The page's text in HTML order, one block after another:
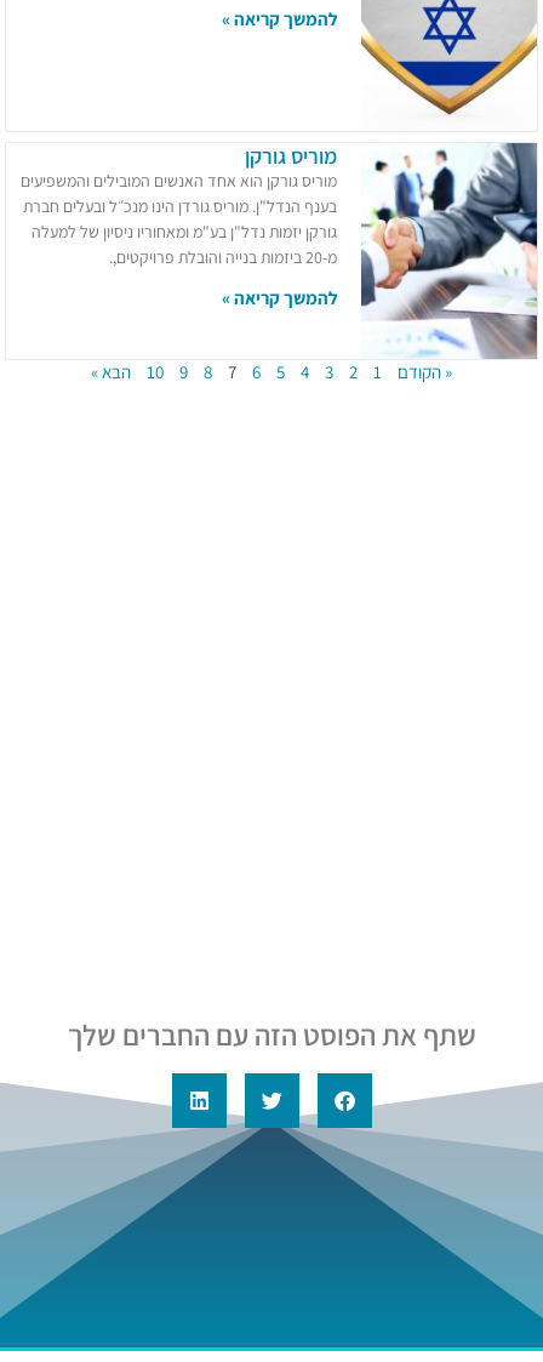
להמשך קריאה »
מוריס גורקן
מוריס גורקן הוא אחד האנשים המובילים והמשפיעים
בענף הנדל"ן. מוריס גורדן הינו מנכ״ל ובעלים חברת
גורקן יזמות נדל"ן בע"מ ומאחוריו ניסיון של למעלה
מ-20 ביזמות בנייה והובלת פרויקטים,.
להמשך קריאה »
« הקודם 1
2
3
4
5
6
7
8
9
10 הבא »
שתף את הפוסט הזה עם החברים שלך